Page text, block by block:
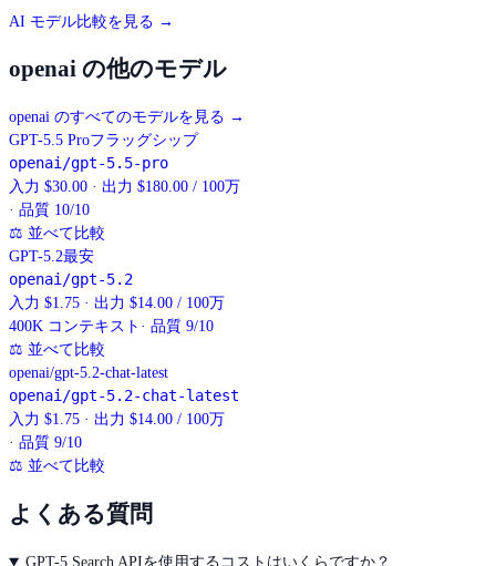
AI モデル比較を見る →
openai の他のモデル
openai のすべてのモデルを見る →
GPT-5.5 Proフラッグシップ
openai/gpt-5.5-pro
入力 $30.00 · 出力 $180.00 / 100万
· 品質 10/10
⚖ 並べて比較
GPT-5.2最安
openai/gpt-5.2
入力 $1.75 · 出力 $14.00 / 100万
400K コンテキスト · 品質 9/10
⚖ 並べて比較
openai/gpt-5.2-chat-latest
openai/gpt-5.2-chat-latest
入力 $1.75 · 出力 $14.00 / 100万
· 品質 9/10
⚖ 並べて比較
よくある質問
GPT-5 Search APIを使用するコストはいくらですか？